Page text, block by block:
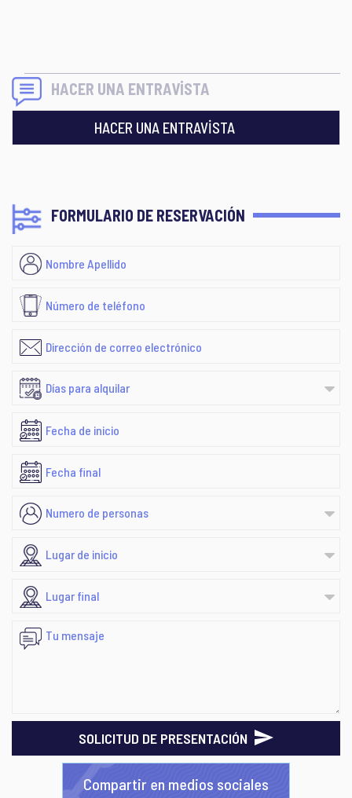
HACER UNA ENTRAVİSTA
HACER UNA ENTRAVİSTA
FORMULARIO DE RESERVACIÓN
SOLICITUD DE PRESENTACIÓN
Compartir en medios sociales